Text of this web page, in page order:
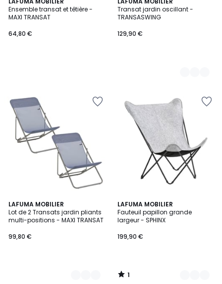
Ensemble transat et têtière -
MAXI TRANSAT
64,80 €
Transat jardin oscillant -
TRANSASWING
129,90 €
4
Couleurs
LAFUMA MOBILIER
Lot de 2 Transats jardin pliants
multi-positions - MAXI TRANSAT
99,80 €
6
Couleurs
LAFUMA MOBILIER
Fauteuil papillon grande
largeur - SPHINX
199,90 €
1
/
5
2
Couleurs
1
/